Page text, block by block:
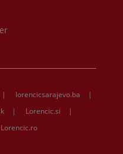
| lorencicsarajevo.ba
|
| Lorencic.si
|
Lorencic.ro